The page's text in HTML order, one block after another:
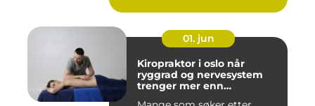
01. jun
Kiropraktor i oslo når
ryggrad og nervesystem
trenger mer enn